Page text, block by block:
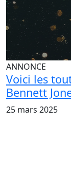
ANNONCE
Voici les
Bennett
25 mars 2025